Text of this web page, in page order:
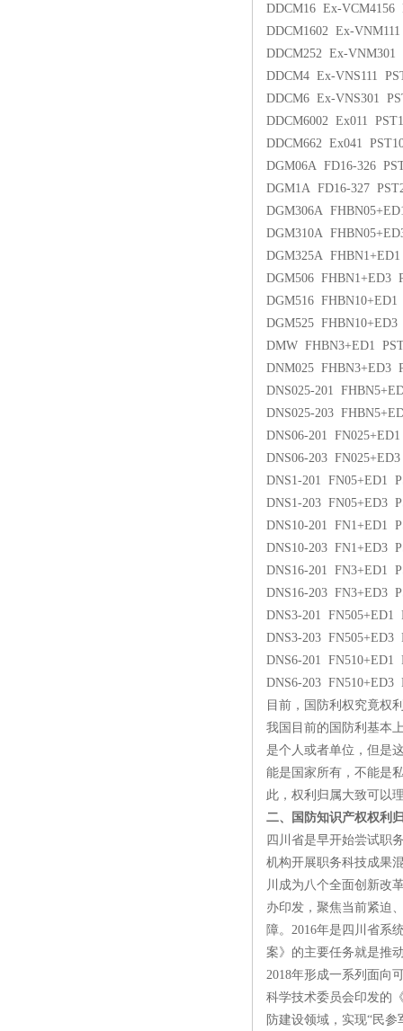
DDCM16 Ex-VCM4156
DDCM1602 Ex-
DDCM252 Ex-VNM301
DDCM4 Ex-VNS111
DDCM6 Ex-VNS301
DDCM6002 Ex011
DDCM662 Ex041
DGM06A FD16-326
DGM1A FD16-327
DGM306A
DGM310A
DGM325A
DGM506 FHBN1+ED3
DGM516
DGM525
DMW FHBN3+ED1
DNM025 FHBN3+ED3
DNS025-201
DNS025-203
DNS06-201
DNS06-203
DNS1-201 FN05+ED1
DNS1-203 FN05+ED3
DNS10-201 FN1+ED1
DNS10-203 FN1+ED3
DNS16-201 FN3+ED1
DNS16-203 FN3+ED3
DNS3-201 FN505+ED1
DNS3-203 FN505+ED3
DNS6-201 FN510+ED1
DNS6-203 FN510+ED3
目前，国防利权究竟权
我国目前的国防利基本
是个人或者单位，但是
能是国家所有，不能是
此，权利归属大致可以
二、国防知识产权权利
四川省是早开始尝试职
机构开展职务科技成果
川成为八个全面创新改
办印发，聚焦当前紧迫
障。2016年是四川省系
案》的主要任务就是推
2018年形成一系列面向
科学技术委员会印发的
防建设领域，实现“民